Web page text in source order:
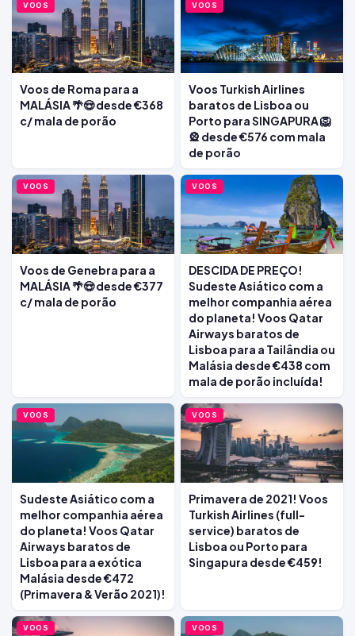
VOOS
Voos de Roma para a
MALÁSIA 🌴😍 desde €368
c/ mala de porão
VOOS
Voos Turkish Airlines
baratos de Lisboa ou
Porto para SINGAPURA 🦁
🎡 desde €576 com mala
de porão
VOOS
Voos de Genebra para a
MALÁSIA 🌴😍 desde €377
c/ mala de porão
VOOS
DESCIDA DE PREÇO!
Sudeste Asiático com a
melhor companhia aérea
do planeta! Voos Qatar
Airways baratos de
Lisboa para a Tailândia ou
Malásia desde €438 com
mala de porão incluída!
VOOS
Sudeste Asiático com a
melhor companhia aérea
do planeta! Voos Qatar
Airways baratos de
Lisboa para a exótica
Malásia desde €472
(Primavera & Verão 2021)!
VOOS
Primavera de 2021! Voos
Turkish Airlines (full-
service) baratos de
Lisboa ou Porto para
Singapura desde €459!
VOOS VOOS